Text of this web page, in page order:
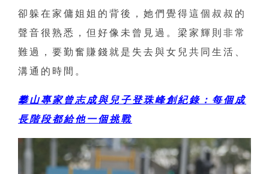
卻躲在家傭姐姐的背後，她們覺得這個叔叔的
聲音很熟悉，但好像未曾見過。梁家輝則非常
難過，要勤奮賺錢就是失去與女兒共同生活、
溝通的時間。
攀山專家曾志成與兒子登珠峰創紀錄：每個成
長階段都給他一個挑戰